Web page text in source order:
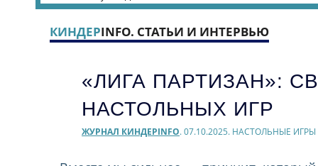
КИНДЕРINFO. СТАТЬИ И ИНТЕРВЬЮ
«ЛИГА ПАРТИЗАН»:
НАСТОЛЬНЫХ ИГР
ЖУРНАЛ КИНДЕРINFO. 07.10.2025. НАСТОЛЬНЫЕ ИГРЫ